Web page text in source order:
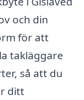
och din
för att
takläggare
så att du
ditt